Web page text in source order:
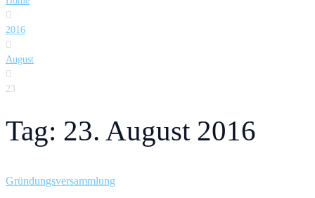

2016

August

23
Tag: 23. August 2016
Gründungsversammlung